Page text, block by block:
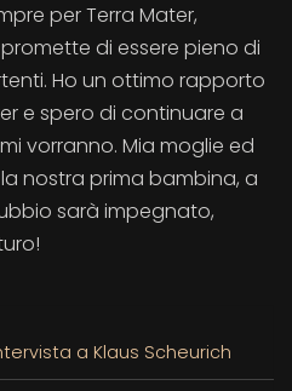
per Terra Mater,
di essere pieno di
Ho un ottimo rapporto
e spero di continuare a
vorranno. Mia moglie ed
nostra prima bambina, a
sarà impegnato,
a Klaus Scheurich